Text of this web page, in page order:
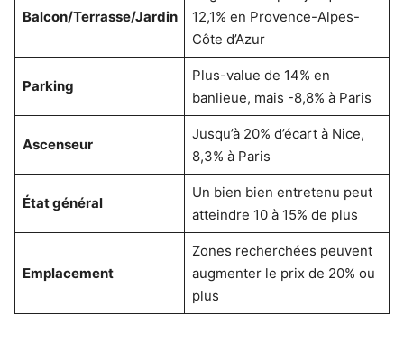
Balcon/Terrasse/Jardin
12,1% en Provence-Alpes-
Côte d’Azur
Parking
Plus-value de 14% en
banlieue, mais -8,8% à Paris
Ascenseur
Jusqu’à 20% d’écart à Nice,
8,3% à Paris
État général
Un bien bien entretenu peut
atteindre 10 à 15% de plus
Emplacement
Zones recherchées peuvent
augmenter le prix de 20% ou
plus